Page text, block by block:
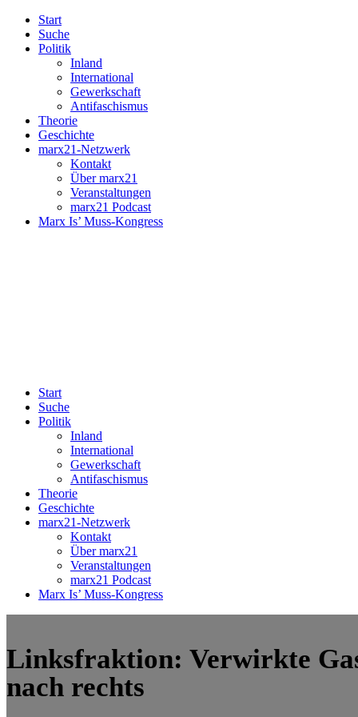
Start
Suche
Politik
Inland
International
Gewerkschaft
Antifaschismus
Theorie
Geschichte
marx21-Netzwerk
Kontakt
Über marx21
Veranstaltungen
marx21 Podcast
Marx Is’ Muss-Kongress
Start
Suche
Politik
Inland
International
Gewerkschaft
Antifaschismus
Theorie
Geschichte
marx21-Netzwerk
Kontakt
Über marx21
Veranstaltungen
marx21 Podcast
Marx Is’ Muss-Kongress
Linksfraktion: Verwirkte
nach rechts